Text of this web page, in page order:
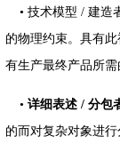
• 技术模型 / 建造
的物理约束。具有
有生产最终产品所需
• 详细表述 / 分包
的而对复杂对象进